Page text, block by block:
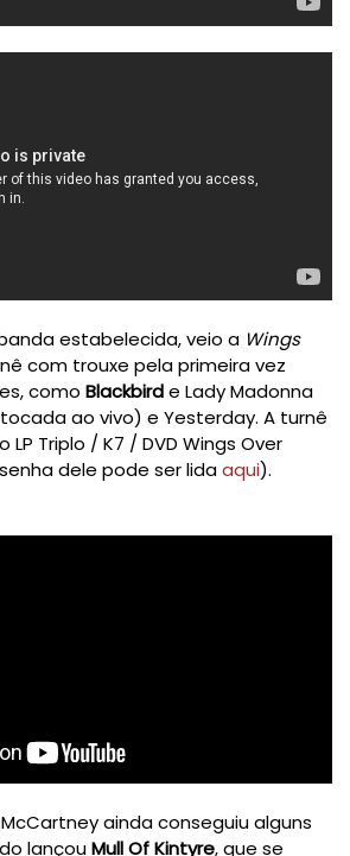
estabelecida, veio a Wings
com trouxe pela primeira vez
como Blackbirde Lady Madonna
ao vivo) e Yesterday. A turnê
LP Triplo / K7 / DVD Wings Over
dele pode ser lidaaqui).
ainda conseguiu alguns
lançouMull Of Kintyre, que se